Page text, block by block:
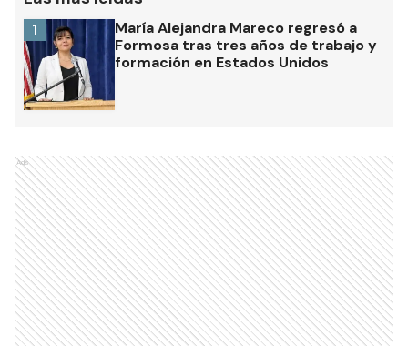
María Alejandra Mareco regresó a
Formosa tras tres años de trabajo y
formación en Estados Unidos
1
Ads